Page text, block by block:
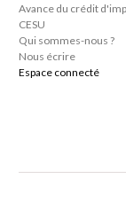
Avance du crédit
CESU
Qui sommes-nous ?
Nous écrire
Espace connecté